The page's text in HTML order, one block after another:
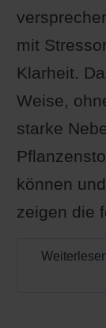
mit
Klarheit.
Weise,
starke
können
zeigen die